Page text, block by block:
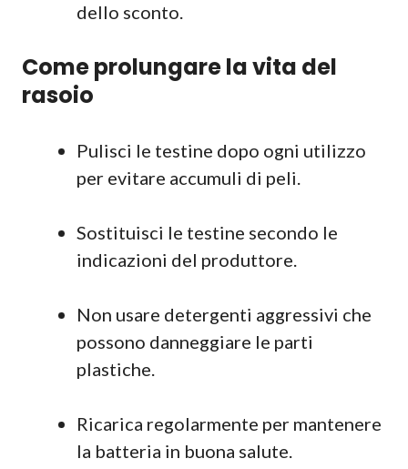
dello sconto.
Come prolungare la vita del
rasoio
Pulisci le testine dopo ogni utilizzo
per evitare accumuli di peli.
Sostituisci le testine secondo le
indicazioni del produttore.
Non usare detergenti aggressivi che
possono danneggiare le parti
plastiche.
Ricarica regolarmente per mantenere
la batteria in buona salute.